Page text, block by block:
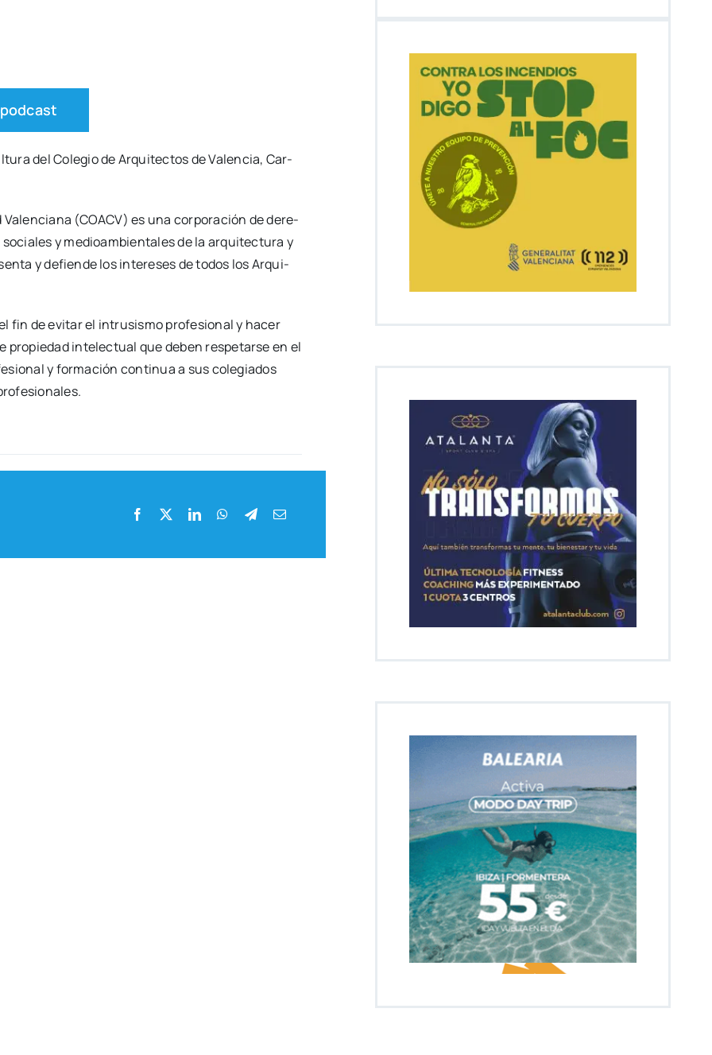
del Cole­gio de Arqui­tec­tos de Valen­cia, Car­
(COACV) es una cor­po­ra­ción de dere­
y medioam­bien­ta­les de la arqui­tec­tu­ra y
y defien­de los intere­ses de todos los Arqui­
fin de evi­tar el intru­sis­mo pro­fe­sio­nal y hacer
inte­lec­tual que deben res­pe­tar­se en el
y for­ma­ción con­ti­nua a sus cole­gia­dos